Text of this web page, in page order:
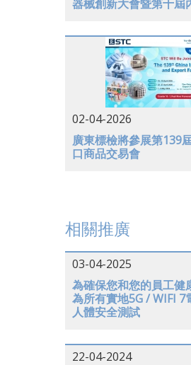
日本
器械創新大會暨第十屆
02-04-2026
廣東標檢將參展第139
口商品交易會
相關推廣
03-04-2025
為確保您和您的員工健
為所有實地5G / WIFI 7
人體安全測試
22-04-2024